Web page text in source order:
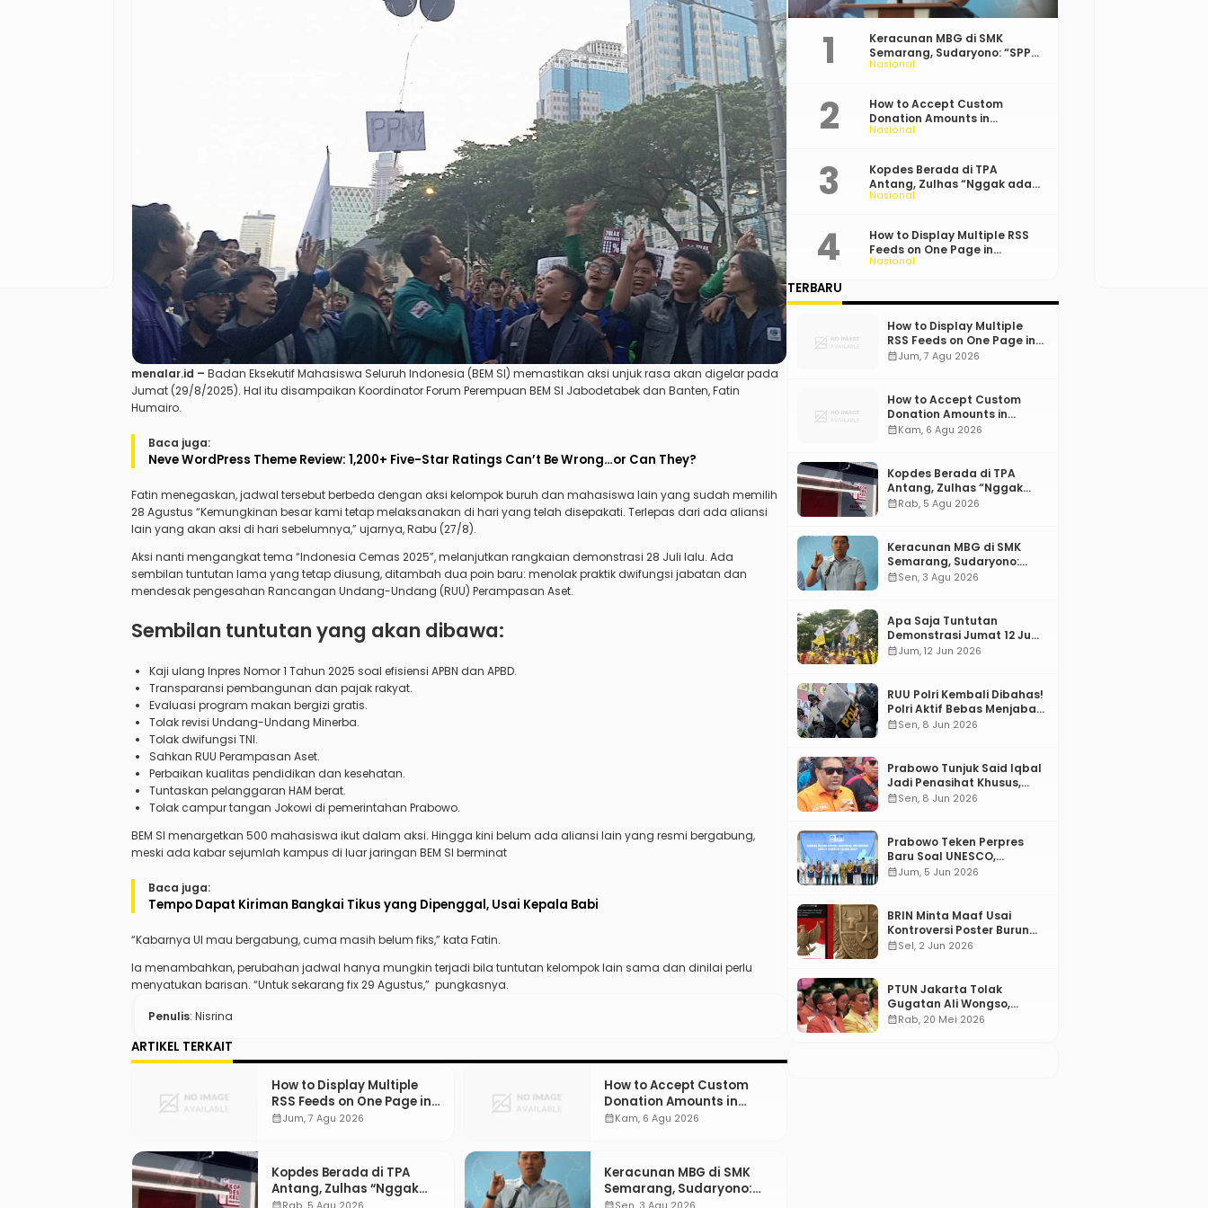
menalar.id – Badan Eksekutif Mahasiswa Seluruh Indonesia (BEM SI) memastikan aksi unjuk rasa akan digelar pada
Jumat (29/8/2025). Hal itu disampaikan Koordinator Forum Perempuan BEM SI Jabodetabek dan Banten, Fatin
Humairo.
Baca juga:
Neve WordPress Theme Review: 1,200+ Five-Star Ratings Can’t Be Wrong…or Can They?
Fatin menegaskan, jadwal tersebut berbeda dengan aksi kelompok buruh dan mahasiswa lain yang sudah memilih
28 Agustus “Kemungkinan besar kami tetap melaksanakan di hari yang telah disepakati. Terlepas dari ada aliansi
lain yang akan aksi di hari sebelumnya,” ujarnya, Rabu (27/8).
Aksi nanti mengangkat tema “Indonesia Cemas 2025”, melanjutkan rangkaian demonstrasi 28 Juli lalu. Ada
sembilan tuntutan lama yang tetap diusung, ditambah dua poin baru: menolak praktik dwifungsi jabatan dan
mendesak pengesahan Rancangan Undang-Undang (RUU) Perampasan Aset.
Sembilan tuntutan yang akan dibawa:
Kaji ulang Inpres Nomor 1 Tahun 2025 soal efisiensi APBN dan APBD.
Transparansi pembangunan dan pajak rakyat.
Evaluasi program makan bergizi gratis.
Tolak revisi Undang-Undang Minerba.
Tolak dwifungsi TNI.
Sahkan RUU Perampasan Aset.
Perbaikan kualitas pendidikan dan kesehatan.
Tuntaskan pelanggaran HAM berat.
Tolak campur tangan Jokowi di pemerintahan Prabowo.
BEM SI menargetkan 500 mahasiswa ikut dalam aksi. Hingga kini belum ada aliansi lain yang resmi bergabung,
meski ada kabar sejumlah kampus di luar jaringan BEM SI berminat
Baca juga:
Tempo Dapat Kiriman Bangkai Tikus yang Dipenggal, Usai Kepala Babi
“Kabarnya UI mau bergabung, cuma masih belum fiks,” kata Fatin.
Ia menambahkan, perubahan jadwal hanya mungkin terjadi bila tuntutan kelompok lain sama dan dinilai perlu
menyatukan barisan. “Untuk sekarang fix 29 Agustus,” pungkasnya.
Penulis: Nisrina
ARTIKEL TERKAIT
How to Display Multiple
RSS Feeds on One Page in
WordPress
calendar_monthJum, 7 Agu 2026
How to Accept Custom
Donation Amounts in
WordPress with Stripe
calendar_monthKam, 6 Agu 2026
Kopdes Berada di TPA
Antang, Zulhas “Nggak
Keracunan MBG di SMK
Semarang, Sudaryono:
Nasional
Keracunan MBG di SMK
Semarang, Sudaryono: “SPPG
Harus Bertanggung Jawab!”
Nasional
How to Accept Custom
Donation Amounts in
WordPress with Stripe
Nasional
Kopdes Berada di TPA
Antang, Zulhas “Nggak ada
Lahan!”
Nasional
How to Display Multiple RSS
Feeds on One Page in
WordPress
TERBARU
How to Display Multiple
RSS Feeds on One Page in
WordPress
calendar_monthJum, 7 Agu 2026
How to Accept Custom
Donation Amounts in
WordPress with Stripe
calendar_monthKam, 6 Agu 2026
Kopdes Berada di TPA
Antang, Zulhas “Nggak
ada Lahan!”
calendar_monthRab, 5 Agu 2026
Keracunan MBG di SMK
Semarang, Sudaryono:
“SPPG Harus Bertanggung
calendar_monthSen, 3 Agu 2026
Apa Saja Tuntutan
Demonstrasi Jumat 12 Juni
2026?
calendar_monthJum, 12 Jun 2026
RUU Polri Kembali Dibahas!
Polri Aktif Bebas Menjabat
Di Manapun
calendar_monthSen, 8 Jun 2026
Prabowo Tunjuk Said Iqbal
Jadi Penasihat Khusus,
Mengapa?
calendar_monthSen, 8 Jun 2026
Prabowo Teken Perpres
Baru Soal UNESCO,
Tentang Apa?
calendar_monthJum, 5 Jun 2026
BRIN Minta Maaf Usai
Kontroversi Poster Burung
Garuda
calendar_monthSel, 2 Jun 2026
PTUN Jakarta Tolak
Gugatan Ali Wongso,
Misbakhun: Ini hadiah
calendar_monthRab, 20 Mei 2026